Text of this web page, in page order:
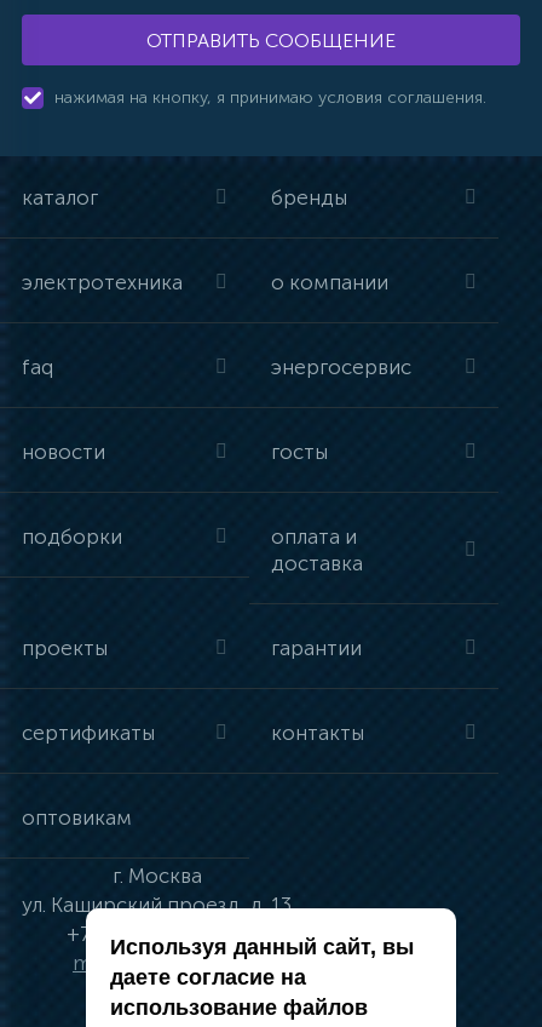
ОТПРАВИТЬ СООБЩЕНИЕ
нажимая на кнопку, я принимаю условия соглашения.
каталог бренды
электротехника о компании
faq энергосервис
новости госты
подборки
оплата и
доставка
проекты гарантии
сертификаты контакты
оптовикам
г. Москва
ул. Каширский проезд, д. 13
+7 (495) 134-41-83
moskva@vincci.ru
Используя данный сайт, вы
даете согласие на
использование файлов